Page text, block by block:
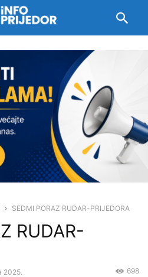
SEDMI PORAZ RUDAR-PRIJEDORA
RUDAR-
2025. 698